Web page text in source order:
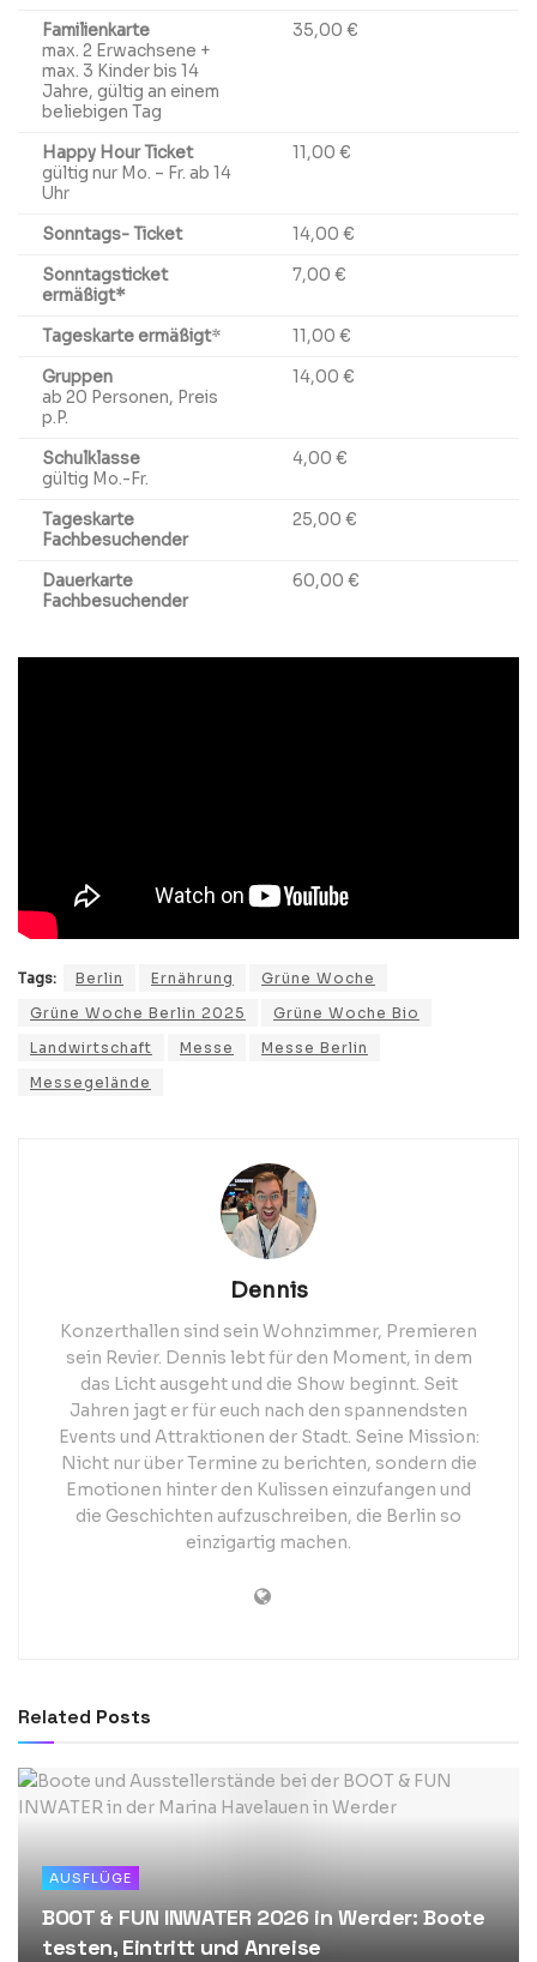
Familienkarte
max. 2 Erwachsene +
max. 3 Kinder bis 14
Jahre, gültig an einem
beliebigen Tag
35,00 €
Happy Hour Ticket
gültig nur Mo. – Fr. ab 14
Uhr
11,00 €
Sonntags- Ticket
14,00 €
Sonntagsticket
ermäßigt*
7,00 €
Tageskarte ermäßigt*
11,00 €
Gruppen
ab 20 Personen, Preis
p.P.
14,00 €
Schulklasse
gültig Mo.-Fr.
4,00 €
Tageskarte
Fachbesuchender
25,00 €
Dauerkarte
Fachbesuchender
60,00 €
Tags: Berlin Ernährung
Grüne Woche
Grüne Woche Berlin 2025
Grüne Woche Bio
Landwirtschaft
Messe
Messe Berlin
Messegelände
Dennis
Konzerthallen sind sein Wohnzimmer, Premieren
sein Revier. Dennis lebt für den Moment, in dem
das Licht ausgeht und die Show beginnt. Seit
Jahren jagt er für euch nach den spannendsten
Events und Attraktionen der Stadt. Seine Mission:
Nicht nur über Termine zu berichten, sondern die
Emotionen hinter den Kulissen einzufangen und
die Geschichten aufzuschreiben, die Berlin so
einzigartig machen.
Related Posts
AUSFLÜGE
BOOT & FUN INWATER 2026 in Werder: Boote
testen, Eintritt und Anreise